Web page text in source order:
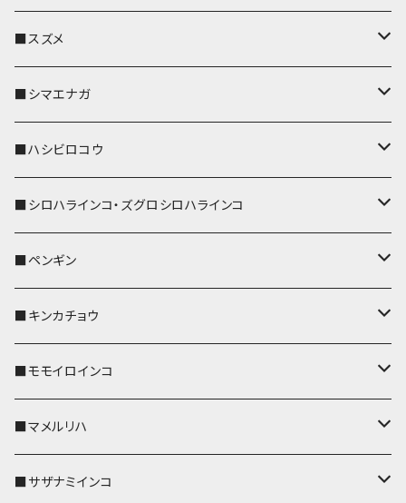
リール付きストラップ
リールのみ
ストラップ付
IDカードホルダー
キーケース
名刺入れ・カードケース
コインケース
メガネケース
ポシェット・バッグ
帆布・デニム
KONBU
Apple Watchバンド
ポーチ
パスケース
リール付きストラップ
リールのみ
ストラップ付
キーケース
名刺入れ・カードケース
メガネケース
IDカードホルダー
ポシェット・バッグ
帆布・デニム
KONBU
ポーチ
コインケース
キーホルダー
パスケース
IDカードホルダー
リール付きストラップ
リールのみ
ストラップ付
キーケース
名刺入れ・カードケース
ポシェット・バッグ
帆布・デニム
KONBU
ポーチ
コインケース
キーカバー
キーホルダー
パスケース
リール付きストラップ
リールのみ
ストラップ付
メガネケース
コインケース
IDカードホルダー
ポーチ
ポシェット・バッグ
■スズメ
キーカバー
キーホルダー
パスケース
リール付きストラップ
リールのみ
ストラップ付
IDカードホルダー
メガネケース
コインケース
ポシェット・バッグ
■シマエナガ
キーカバー
キーホルダー
パスケース
IDカードホルダー
リール付きストラップ
リールのみ
ストラップ付
キーケース
メガネケース
■ハシビロコウ
キーカバー
キーホルダー
リール付きストラップ
リールのみ
ストラップ付
レザートレイ
パスケース
IDカードホルダー
■シロハラインコ・ズグロシロハラインコ
キーカバー
キーホルダー
リール付きストラップ
リールのみ
ストラップ付
パスケース
IDカードホルダー
■ペンギン
キーカバー
キーホルダー
パスケース
リール付きストラップ
■キンカチョウ
キーカバー
AppleWatchバンド
キーホルダー・チャーム
■モモイロインコ
キーカバー
キーホルダー
■マメルリハ
レザートレイ
■サザナミインコ